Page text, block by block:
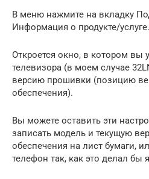
В меню нажмите на вкладку
Информация о продукте/услуге.
Откроется окно, в котором вы
телевизора (в моем случае
версию прошивки (позицию
обеспечения).
Вы можете оставить эти
записать модель и текущую
обеспечения на лист бумаги,
телефон так, как это делал бы